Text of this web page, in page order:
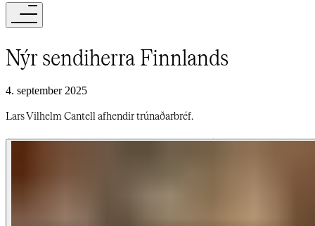
Nýr sendiherra Finnlands​​​​‌ ‍ ​‍​‍‌‍ ‌ ​‍‌‍‍‌‌‍‌ ‌‍‍‌‌‍ ‍​‍​‍​ ‍‍​‍​‍‌ ​ ‌‍​‌‌‍ ‍‌‍‍‌‌ ‌​‌ ‍‌​‍ ‍‌‍‍‌‌‍ ​‍​‍​‍ ​​‍​‍‌‍‍​‌ ​‍‌‍‌‌‌‍‌‍​‍​‍​ ‍‍​‍​‍‌‍‍​‌ ‌​‌ ‌​‌ ​​‌ ​ ​‍ ​‍ ‌‍‌‍‌‍ ‌ ​‍‌ ​ ‌‍‌‌‌ ‌​‌‍‍‌​‍ ‌‌‍‍‌‌ ​ ‌‍ ​‌‍​‌‌‍ ‍‌‍‌​‌ ​ ​‍ ‍‌ ‌‍‌‍‌‌‌ ​‍‌‍​ ‌‍‌‌‌‍ ​​‍ ‍‌‍​‌‌ ​​‌ ​​​‍ ‌ ​ ‌ ‌​‌ ‌‌‌‍‌​‌‍‍‌‌‍ ​‍ ‌‍‍‌‌‍ ‍‌ ‌​‌‍‌‌‌‍ ‍‌ ‌​​‍ ‌‍‌‌‌‍‌​‌‍‍‌‌ ‌​​‍ ‌‍ ‌‌‍ ‌‍‌​‌‍‌‌​ ‌‌ ​​‌ ​‍‌‍‌‌‌ ​ ‌‍‌‌‌‍ ‍‌ ‌​‌‍​‌‌ ‌​‌‍‍‌‌‍ ‌‍ ‍​ ‍ ‌‍‍‌‌‍‌​​ ‌‌ ​ ‌​‍‌‌​‌​‌‍‍​‌​​‌‌‍‌​‌‍​ ​ ‌‌‌‌‌​‌​​ ‌‌‍​‌‌​ ‌‌‌‌‌​‍‌​ ‌​‌​ ‌​ ​ ‌‌​ ‌‌‌​‌​‌ ‌ ‌ ‌​ ​​ ‍ ‌ ‌​‌ ‍‌‌ ​​‌‍‌‌​ ‌‌‍ ‍‌‍‌‌‌ ‌ ‌ ​ ​ ‍ ‌ ​​‌‍​‌‌ ‌​‌‍‍​​ ‌‌ ‌​‌‍‍‌‌ ‌​‌‍ ​‌‍‌‌​ ‌‍​‍‌‍​‌‌ ​ ‌‍‌‌‌‌‌‌‌ ​‍‌‍ ​​ ‌‌‍‍​‌ ‌​‌ ‌​‌ ​​‌ ​ ​‍‌‌​ ​‍‌​‌‍​‍‌‌​ ​‍‌​‌‍‌‍‌‍‌‍ ‌ ​‍‌ ​ ‌‍‌‌‌ ‌​‌‍‍‌​‍ ‌‌‍‍‌‌ ​ ‌‍ ​‌‍​‌‌‍ ‍‌‍‌​‌ ​ ​‍ ‍‌ ‌‍‌‍‌‌‌ ​‍‌‍​ ‌‍‌‌‌‍ ​​‍ ‍‌‍​‌‌ ​​‌ ​​​‍‌‌​ ​‍‌​‌‍‌ ​ ‌ ‌​‌ ‌‌‌‍‌​‌‍‍‌‌‍ ​‍‌‍‌‍‍‌‌‍‌​​ ‌‌ ​ ‌​‍‌‌​‌​‌‍‍​‌​​‌‌‍‌​‌‍​ ​ ‌‌‌‌‌​‌​​ ‌‌‍​‌‌​ ‌‌‌‌‌​‍‌​ ‌​‌​ ‌​ ​ ‌‌​ ‌‌‌​‌​‌ ‌ ‌ ‌​ ​​‍‌‍‌ ‌​‌ ‍‌‌ ​​‌‍‌‌​ ‌‌‍ ‍‌‍‌‌‌ ‌ ‌ ​ ​‍‌‍‌ ​​‌‍​‌‌ ‌​‌‍‍​​ ‌‌ ‌​‌‍‍‌‌ ‌​‌‍ ​‌‍‌‌​‍‌‍‌ ​​‌‍‌‌‌ ​‍‌ ​ ‌ ​​‌‍‌‌‌‍​ ‌ ‌​‌‍‍‌‌ ‌‍‌‍‌‌​ ‌‌ ​​‌ ‌‌‌‍​‍‌‍ ​‌‍‍‌‌ ​ ‌‍‍​‌‍‌‌‌‍‌​​‍​‍‌ ‌
4. september 2025
Lars Vilhelm Cantell afhendir trúnaðarbréf.​​​​‌ ‍ ​‍​‍‌‍ ‌ ​‍‌‍‍‌‌‍‌ ‌‍‍‌‌‍ ‍​‍​‍​ ‍‍​‍​‍‌ ​ ‌‍​‌‌‍ ‍‌‍‍‌‌ ‌​‌ ‍‌​‍ ‍‌‍‍‌‌‍ ​‍​‍​‍ ​​‍​‍‌‍‍​‌ ​‍‌‍‌‌‌‍‌‍​‍​‍​ ‍‍​‍​‍‌‍‍​‌ ‌​‌ ‌​‌ ​​‌ ​ ​‍ ​‍ ‌‍‌‍‌‍ ‌ ​‍‌ ​ ‌‍‌‌‌ ‌​‌‍‍‌​‍ ‌‌‍‍‌‌ ​ ‌‍ ​‌‍​‌‌‍ ‍‌‍‌​‌ ​ ​‍ ‍‌ ‌‍‌‍‌‌‌ ​‍‌‍​ ‌‍‌‌‌‍ ​​‍ ‍‌‍​‌‌ ​​‌ ​​​‍ ‌ ​ ‌ ‌​‌ ‌‌‌‍‌​‌‍‍‌‌‍ ​‍ ‌‍‍‌‌‍ ‍‌ ‌​‌‍‌‌‌‍ ‍‌ ‌​​‍ ‌‍‌‌‌‍‌​‌‍‍‌‌ ‌​​‍ ‌‍ ‌‌‍ ‌‍‌​‌‍‌‌​ ‌‌ ​​‌ ​‍‌‍‌‌‌ ​ ‌‍‌‌‌‍ ‍‌ ‌​‌‍​‌‌ ‌​‌‍‍‌‌‍ ‌‍ ‍​ ‍ ‌‍‍‌‌‍‌​​ ‌‌ ​ ‌​‍‌‌​‌​‌‍‍​‌​​‌‌‍‌​‌‍​ ​ ‌‌‌‌‌​‌​​ ‌‌‍​‌‌​ ‌‌‌‌‌​‍‌​ ‌​‌​ ‌​ ​ ‌‌​ ‌‌‌​‌​‌ ‌ ‌ ‌​ ​​ ‍ ‌ ‌​‌ ‍‌‌ ​​‌‍‌‌​ ‌‌‍ ‍‌‍‌‌‌ ‌ ‌ ​ ​ ‍ ‌ ​​‌‍​‌‌ ‌​‌‍‍​​ ‌‌‍‌​‌‍‌‌‌ ​ ‌‍​ ‌ ​‍‌‍‍‌‌ ​​‌ ‌​‌‍‍‌‌‍ ‌‍ ‍​ ‌‍​‍‌‍​‌‌ ​ ‌‍‌‌‌‌‌‌‌ ​‍‌‍ ​​ ‌‌‍‍​‌ ‌​‌ ‌​‌ ​​‌ ​ ​‍‌‌​ ​‍‌​‌‍​‍‌‌​ ​‍‌​‌‍‌‍‌‍‌‍ ‌ ​‍‌ ​ ‌‍‌‌‌ ‌​‌‍‍‌​‍ ‌‌‍‍‌‌ ​ ‌‍ ​‌‍​‌‌‍ ‍‌‍‌​‌ ​ ​‍ ‍‌ ‌‍‌‍‌‌‌ ​‍‌‍​ ‌‍‌‌‌‍ ​​‍ ‍‌‍​‌‌ ​​‌ ​​​‍‌‌​ ​‍‌​‌‍‌ ​ ‌ ‌​‌ ‌‌‌‍‌​‌‍‍‌‌‍ ​‍‌‍‌‍‍‌‌‍‌​​ ‌‌ ​ ‌​‍‌‌​‌​‌‍‍​‌​​‌‌‍‌​‌‍​ ​ ‌‌‌‌‌​‌​​ ‌‌‍​‌‌​ ‌‌‌‌‌​‍‌​ ‌​‌​ ‌​ ​ ‌‌​ ‌‌‌​‌​‌ ‌ ‌ ‌​ ​​‍‌‍‌ ‌​‌ ‍‌‌ ​​‌‍‌‌​ ‌‌‍ ‍‌‍‌‌‌ ‌ ‌ ​ ​‍‌‍‌ ​​‌‍​‌‌ ‌​‌‍‍​​ ‌‌‍‌​‌‍‌‌‌ ​ ‌‍​ ‌ ​‍‌‍‍‌‌ ​​‌ ‌​‌‍‍‌‌‍ ‌‍ ‍​‍‌‍‌ ​​‌‍‌‌‌ ​‍‌ ​ ‌ ​​‌‍‌‌‌‍​ ‌ ‌​‌‍‍‌‌ ‌‍‌‍‌‌​ ‌‌ ​​‌ ‌‌‌‍​‍‌‍ ​‌‍‍‌‌ ​ ‌‍‍​‌‍‌‌‌‍‌​​‍​‍‌ ‌